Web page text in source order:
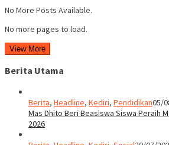
No More Posts Available.
No more pages to load.
View More
Berita Utama
Berita, Headline, Kediri, Pendidikan05/
Mas Dhito Beri Beasiswa Siswa Peraih
2026